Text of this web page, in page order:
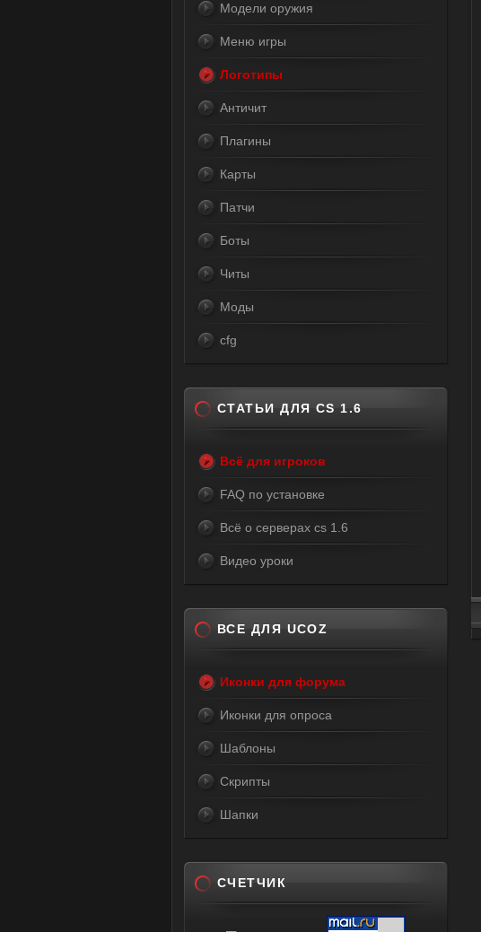
Модели оружия
Меню игры
Логотипы
Античит
Плагины
Карты
Патчи
Боты
Читы
Моды
cfg
СТАТЬИ ДЛЯ CS 1.6
Всё для игроков
FAQ по установке
Всё о серверах cs 1.6
Видео уроки
ВСЕ ДЛЯ UCOZ
Иконки для форума
Иконки для опроса
Шаблоны
Скрипты
Шапки
СЧЕТЧИК